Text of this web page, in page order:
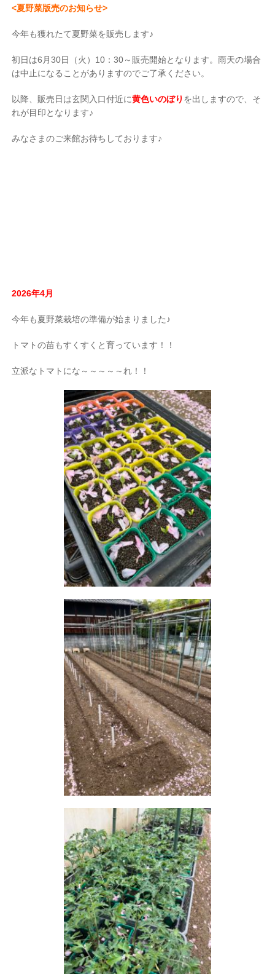
<夏野菜版売のお知らせ>
今年も獲れたて夏野菜を販売します♪
初日は6月30日（火）10：30～販売開始となります。雨天の場合
は中止になることがありますのでご了承ください。
以降、販売日は玄関入口付近に黄色いのぼり を出しますので、そ
れが目印となります♪
みなさまのご来館お待ちしております♪
2026年4月
今年も夏野菜栽培の準備が始まりました♪
トマトの苗もすくすくと育っています！！
立派なトマトにな～～～～～れ！！